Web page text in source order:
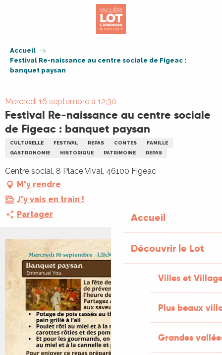
Accueil
Découvrir le Lot
Villes et
Plus beaux
Grandes
Accueil
Festival Re-naissance au centre sociale de Figeac :
banquet paysan
Mercredi 16 septembre à 12:30
Festival Re-naissance au centre sociale
de Figeac : banquet paysan
CULTURELLE FESTIVAL REPAS CONTES
FAMILLE
GASTRONOMIE
HISTORIQUE PATRIMOINE REPAS
Centre social, 8 Place Vival, 46100 Figeac
M'y rendre
J'y vais en train !
Partager